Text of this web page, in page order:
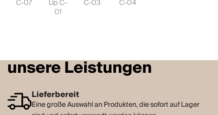
C-07 Up C-
01
C-03 C-04
unsere Leistungen
Lieferbereit
Eine große Auswahl an Produkten, die sofort auf Lager